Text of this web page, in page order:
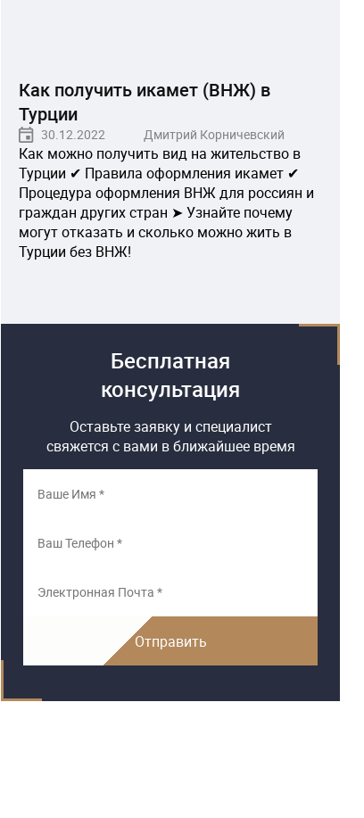
Как получить икамет (ВНЖ) в
Турции
30.12.2022 Дмитрий Корничевский
Как можно получить вид на жительство в
Турции ✔ Правила оформления икамет ✔
Процедура оформления ВНЖ для россиян и
граждан других стран ➤ Узнайте почему
могут отказать и сколько можно жить в
Турции без ВНЖ!
Бесплатная
консультация
Оставьте заявку и специалист
свяжется с вами в ближайшее время